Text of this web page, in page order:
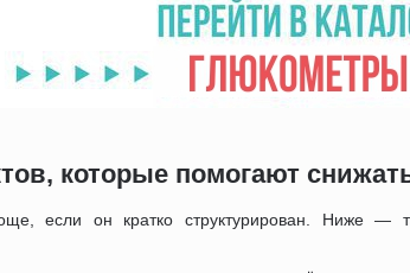
которые помогают
если он кратко структурирован. Ниже —